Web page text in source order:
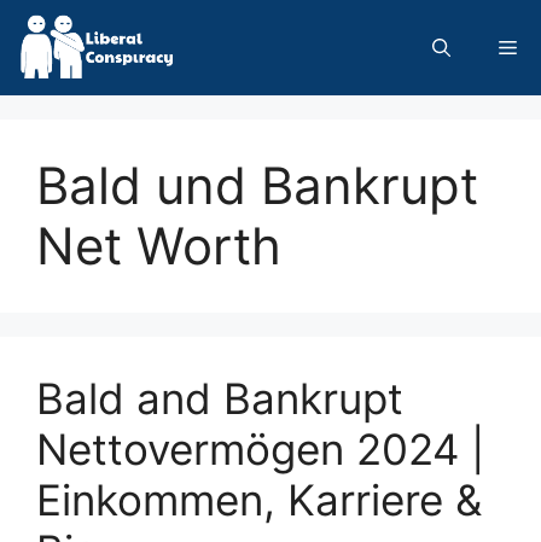
Skip
content
Bald und Bankrupt
Net Worth
Bald and Bankrupt
Nettovermögen 2024 |
Einkommen, Karriere &